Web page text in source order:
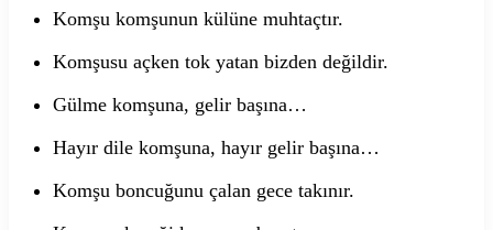
Komşu komşunun külüne muhtaçtır.
Komşusu açken tok yatan bizden değildir.
Gülme komşuna, gelir başına…
Hayır dile komşuna, hayır gelir başına…
Komşu boncuğunu çalan gece takınır.